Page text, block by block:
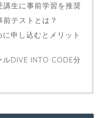
講生に事前学習を推奨
テストとは？
申し込むとメリット
DIVE INTO CODE分